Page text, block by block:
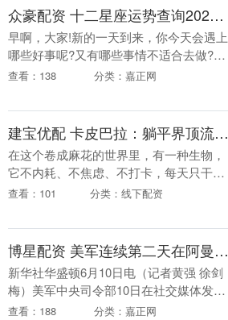
众豪配资 十二星座运势查询2026.06.28
早啊，大家!新的一天到来，你今天会遇上
哪些好事呢?又有哪些事情不适合去做?的
十二星座今日运势来为你指引。 白羊座 总
★★....
查看：138 分类：嘉正网
建宝优配 卡皮巴拉：躺平界顶流，松弛感天花板!
在这个卷成麻花的世界里，有一种生物，
它不内耗、不焦虑、不打卡，每天只干三
件事：吃、睡、泡澡——没错，它就是卡
师”，堪称当代打....
查看：101 分类：线下配资
博星配资 美军连续第二天在阿曼湾向油轮开火
新华社华盛顿6月10日电（记者黄强 徐剑
梅）美军中央司令部10日在社交媒体发布
消息称，美军9日晚在阿曼湾向一艘油轮开
查看：188 分类：嘉正网